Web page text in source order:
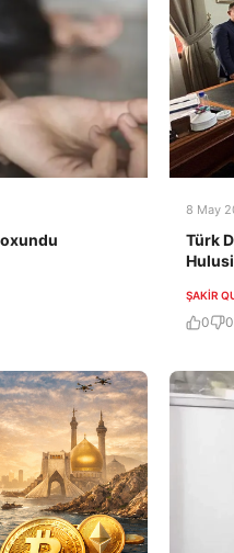
8 May
Türk
Hulusi
ŞAKIR
0 0